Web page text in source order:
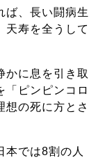
ば、長い闘病生
天寿を全うして
かに息を引き取
「ピンピンコロ
想の死に方とさ
本では8割の人